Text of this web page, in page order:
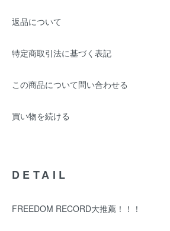
返品について
特定商取引法に基づく表記
この商品について問い合わせる
買い物を続ける
DETAIL
FREEDOM RECORD大推薦！！！